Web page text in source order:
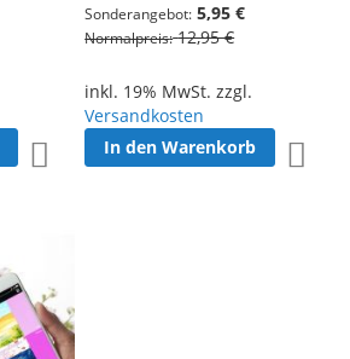
Zur Wunschliste hinzufügen
Sonderangebot 5,95 €
Normalpreis 12,95 €
inkl. 19% MwSt. zzgl.
Versandkosten
In den Warenkorb